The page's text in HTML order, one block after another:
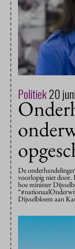
Politiek20
De
voorlopig niet door.
hoe minister
Dijsselbloem aan